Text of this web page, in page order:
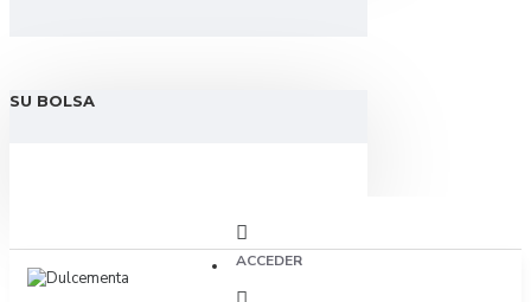
SU BOLSA
ACCEDER